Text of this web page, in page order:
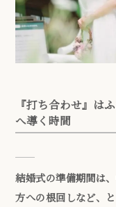
『打ち合わせ』は
へ導く時間
結婚式の準備期間は
方への根回しなど、